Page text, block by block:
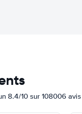
8.4/10 sur 108006 avis